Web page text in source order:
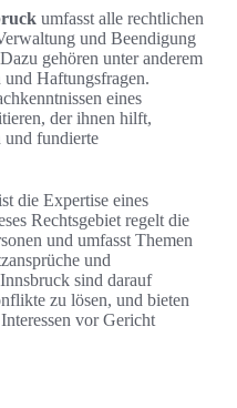
umfasst alle rechtlichen
und Beendigung
gehören unter anderem
und Haftungsfragen.
eines
der ihnen hilft,
und fundierte
die Expertise eines
Rechtsgebiet regelt die
und umfasst Themen
und
sind darauf
zu lösen, und bieten
vor Gericht